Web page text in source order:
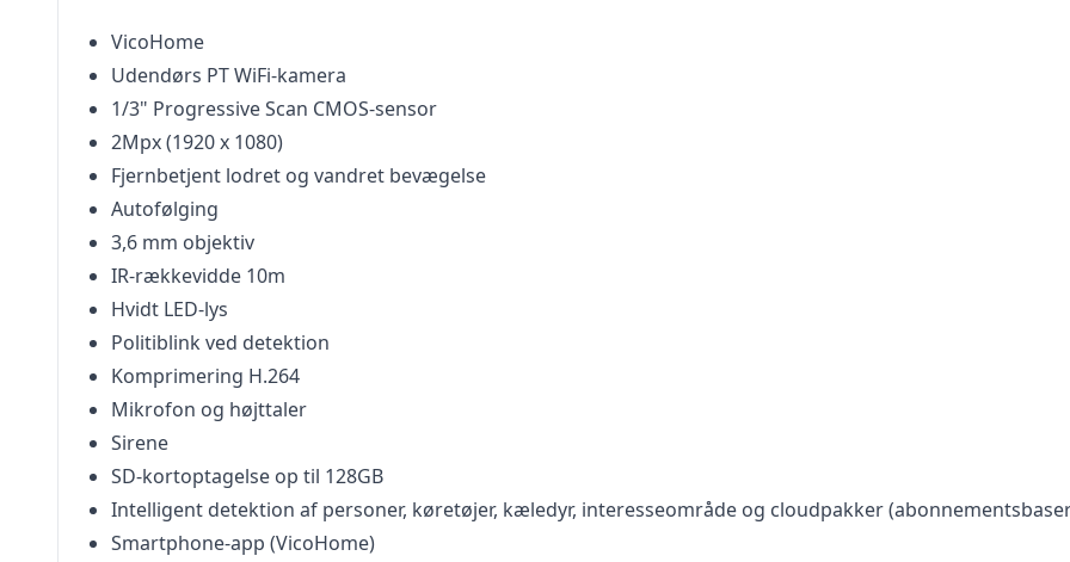
VicoHome
Udendørs PT WiFi-kamera
1/3" Progressive Scan CMOS-sensor
2Mpx (1920 x 1080)
Fjernbetjent lodret og vandret bevægelse
Autofølging
3,6 mm objektiv
IR-rækkevidde 10m
Hvidt LED-lys
Politiblink ved detektion
Komprimering H.264
Mikrofon og højttaler
Sirene
SD-kortoptagelse op til 128GB
Intelligent detektion af personer, køretøjer, kæledyr, interesseområde og cloudpakker
Smartphone-app (VicoHome)